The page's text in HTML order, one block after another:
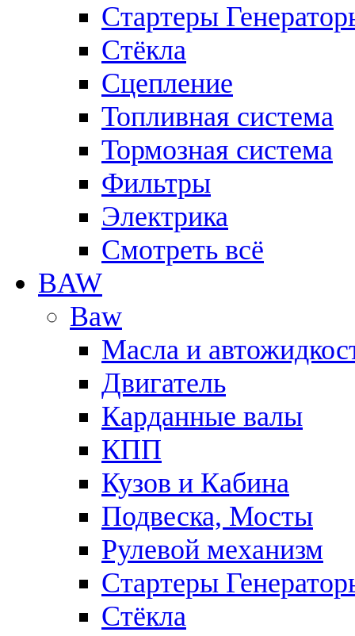
Стартеры
Стёкла
Сцепление
Топливная система
Тормозная система
Фильтры
Электрика
Смотреть всё
BAW
Baw
Масла и
Двигатель
Карданные валы
КПП
Кузов и Кабина
Подвеска, Мосты
Рулевой механизм
Стартеры
Стёкла